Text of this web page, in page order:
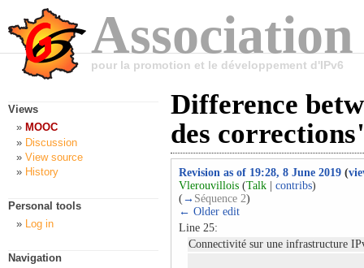
pour la promotion et le développement d'IPv6
Difference
des
Revision as of 19:28, 8 June 2019 (
Vlerouvillois (Talk contribs)
(→ Séquence 2)
← Older edit
Line 25:
Connectivité sur une infrastructure
Views
MOOC
Discussion
View source
History
Personal tools
Log in
Navigation